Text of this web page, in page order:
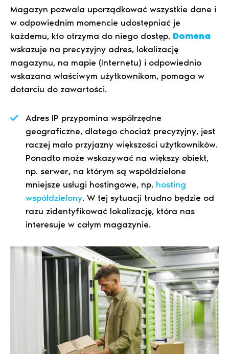
Magazyn pozwala uporządkować wszystkie dane i
w odpowiednim momencie udostępniać je
każdemu, kto otrzyma do niego dostęp. Domena
wskazuje na precyzyjny adres, lokalizację
magazynu, na mapie (Internetu) i odpowiednio
wskazana właściwym użytkownikom, pomaga w
dotarciu do zawartości.
Adres IP przypomina współrzędne
geograficzne, dlatego chociaż precyzyjny, jest
raczej mało przyjazny większości użytkowników.
Ponadto może wskazywać na większy obiekt,
np. serwer, na którym są współdzielone
mniejsze usługi hostingowe, np. hosting
współdzielony. W tej sytuacji trudno będzie od
razu zidentyfikować lokalizację, która nas
interesuje w całym magazynie.